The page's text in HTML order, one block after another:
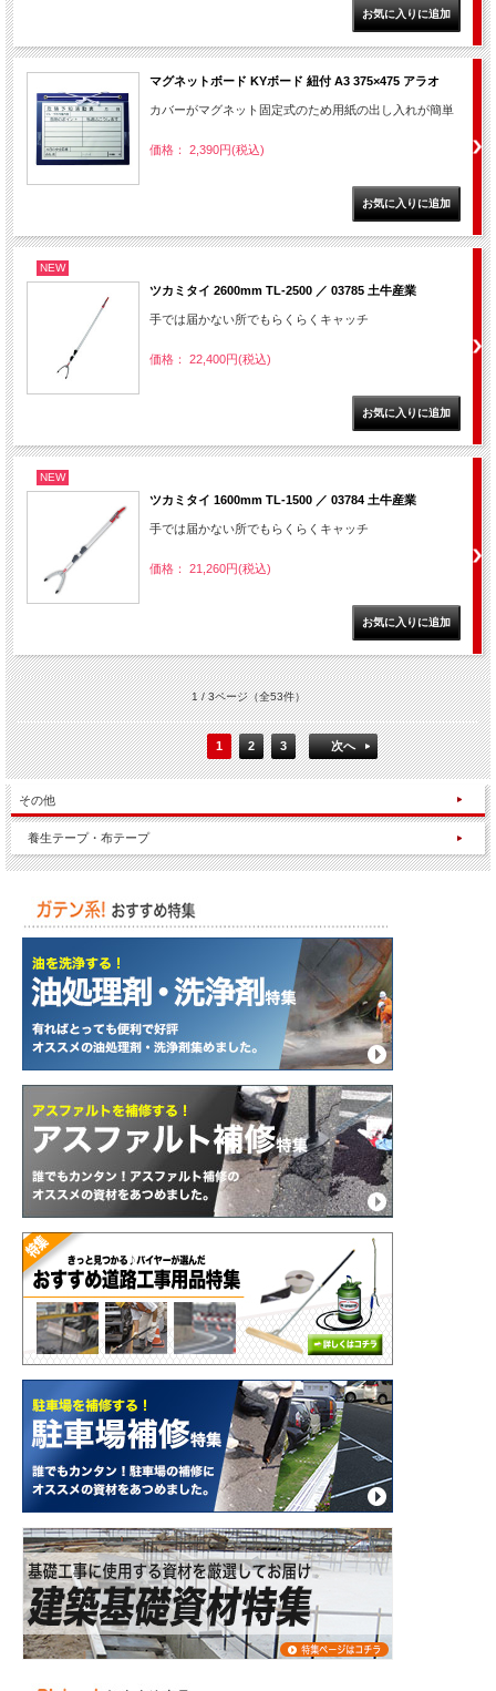
マグネットボード KYボード 紐付 A3 375×475 アラオ
カバーがマグネット固定式のため用紙の出し入れが簡単
価格： 2,390円(税込)
NEW
ツカミタイ 2600mm TL-2500 ／ 03785 土牛産業
手では届かない所でもらくらくキャッチ
価格： 22,400円(税込)
NEW
ツカミタイ 1600mm TL-1500 ／ 03784 土牛産業
手では届かない所でもらくらくキャッチ
価格： 21,260円(税込)
1 / 3ページ（全53件）
1 2 3 次へ
その他
養生テープ・布テープ